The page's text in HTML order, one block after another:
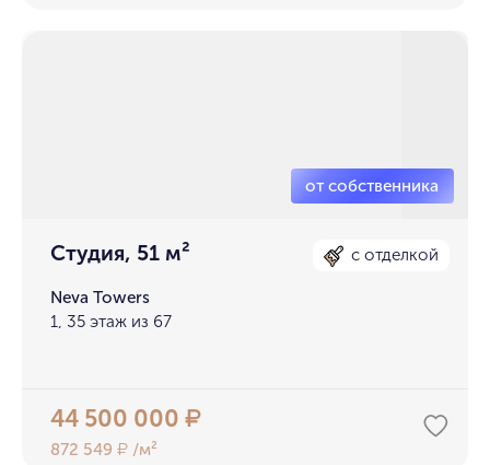
Студия, 51 м² с отделкой
Neva Towers
1, 35 этаж из 67
44 500 000₽
872 549₽ /м²